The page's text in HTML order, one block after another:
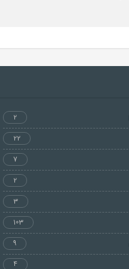
2
22
7
2
3
103
9
4